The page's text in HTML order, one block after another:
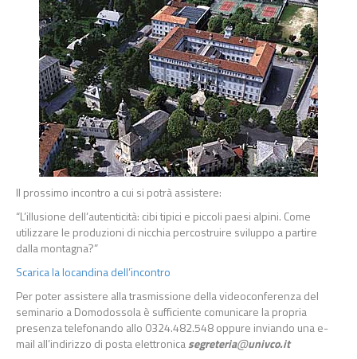
Il prossimo incontro a cui si potrà assistere:
“L’illusione dell’autenticità: cibi tipici e piccoli paesi alpini. Come
utilizzare le produzioni di nicchia percostruire sviluppo a partire
dalla montagna?”
Scarica la locandina dell’incontro
Per poter assistere alla trasmissione della videoconferenza del
seminario a Domodossola è sufficiente comunicare la propria
presenza telefonando allo 0324.482.548 oppure inviando una e-
mail all’indirizzo di posta elettronicasegreteria@univco.it